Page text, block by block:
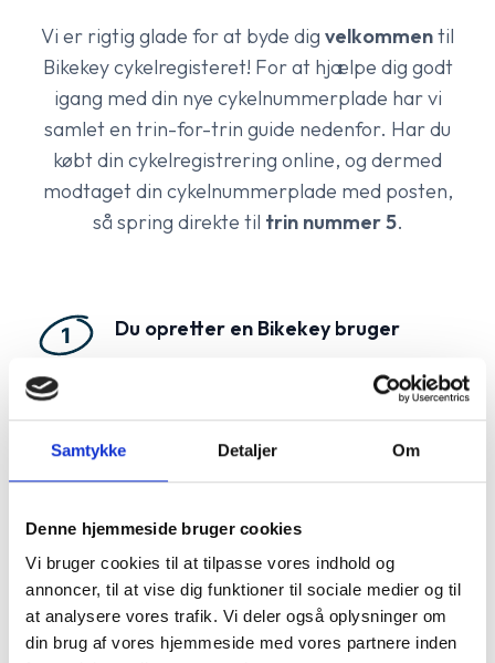
Samtykke Detaljer Om
Denne hjemmeside bruger cookies
Vi bruger cookies til at tilpasse vores indhold og
annoncer, til at vise dig funktioner til sociale medier og til
at analysere vores trafik. Vi deler også oplysninger om
din brug af vores hjemmeside med vores partnere inden
Vi er rigtig glade for at byde dig velkommentil
Bikekey cykelregisteret! For at hjælpe dig godt
igang med din nye cykelnummerplade har vi
samlet en trin-for-trin guide nedenfor. Har du
købt din cykelregistrering online, og dermed
modtaget din cykelnummerplade med posten,
så spring direkte til trin nummer 5.
Du opretter en Bikekey bruger
du først oprette en bruger på Bikekey
cykelregisteret. Det gør du nemt ved at tilgå
"Opret bruger" fra menuen i toppen.
Du indløser din cykelregistrering
Har du købt din cykelnummerplade f.eks. ved
en forhandler, kan du indløse den for en
cykelregistrering med 12-måneders
gyldighed. Efter oprettelse bliver du mødt af